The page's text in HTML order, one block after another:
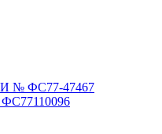
№ ФС77-47467